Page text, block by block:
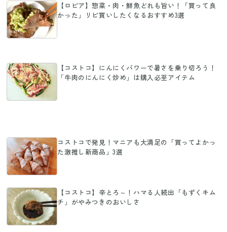
【ロピア】惣菜・肉・鮮魚どれも旨い！「買って良
かった」リピ買いしたくなるおすすめ3選
【コストコ】にんにくパワーで暑さを乗り切ろう！
「牛肉のにんにく炒め」は購入必至アイテム
コストコで発見！マニアも大満足の「買ってよかっ
た激推し新商品」3選
【コストコ】辛とろ～！ハマる人続出「もずくキム
チ」がやみつきのおいしさ